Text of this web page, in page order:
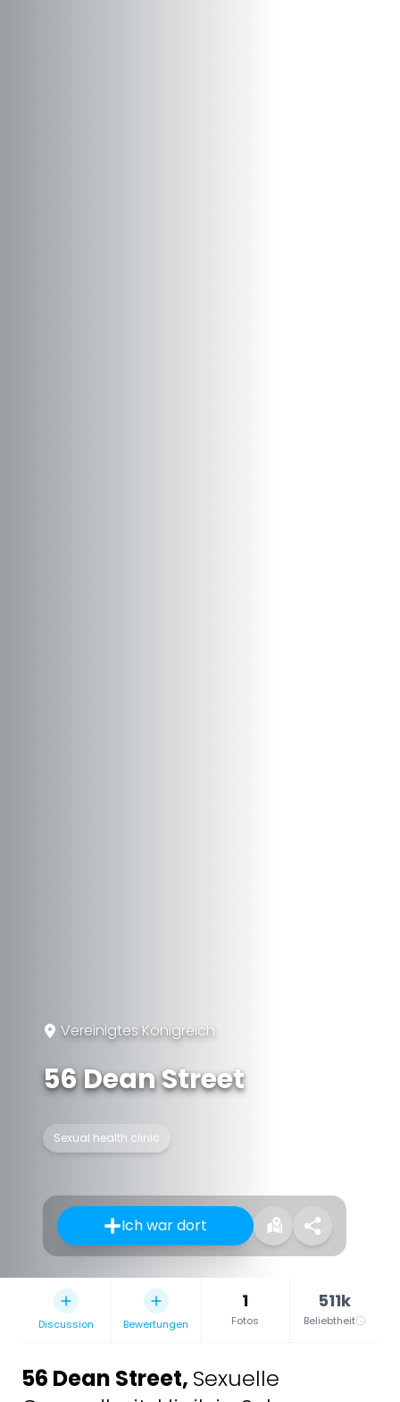
Vereinigtes Königreich
56 Dean Street
Sexual health clinic
Ich war dort
Discussion Bewertungen
1
Fotos
511k
Beliebtheit
56 Dean Street, Sexuelle